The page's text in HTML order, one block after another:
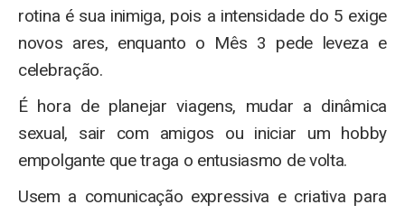
rotina é sua inimiga, pois a intensidade do 5 exige
novos ares, enquanto o Mês 3 pede leveza e
celebração.
É hora de planejar viagens, mudar a dinâmica
sexual, sair com amigos ou iniciar um hobby
empolgante que traga o entusiasmo de volta.
Usem a comunicação expressiva e criativa para